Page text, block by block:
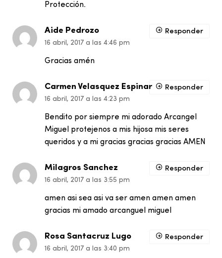
Protección.
Aide Pedrozo
16 abril, 2017 a las 4:46 pm
Gracias amén
Responder
Carmen Velasquez Espinar
16 abril, 2017 a las 4:23 pm
Bendito por siempre mi adorado Arcangel
Miguel protejenos a mis hijosa mis seres
queridos y a mi gracias gracias gracias AMEN
Responder
Milagros Sanchez
16 abril, 2017 a las 3:55 pm
amen asi sea asi va ser amen amen amen
gracias mi amado arcanguel miguel
Responder
Rosa Santacruz Lugo
16 abril, 2017 a las 3:40 pm
Responder